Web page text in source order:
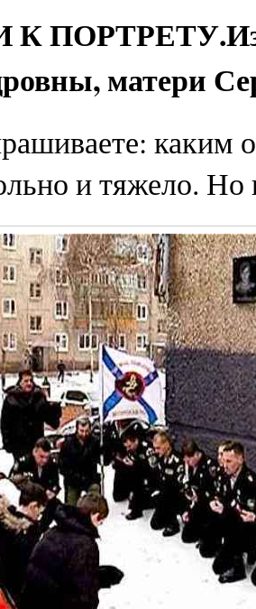
ПОРТРЕТУ.Из
матери
каким
и тяжело.